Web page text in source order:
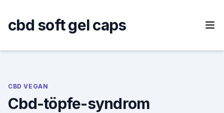
content
cbd soft gel caps
CBD VEGAN
Cbd-töpfe-syndrom